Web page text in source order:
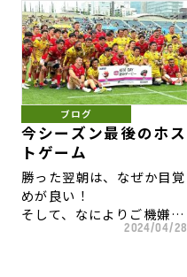
３年目に入りました。
途中、いろいろとありまし
たが、
岡田准一さんを継続でき
て、
シリーズを続けられること
ができました。
数字の改善を追いかけ続け
る
デジタル関連の商売が増え
ブログ
2024/04/28
今シーズン最後のホス
トゲーム
勝った翌朝は、なぜか目覚
めが良い！
そして、なによりご機嫌で